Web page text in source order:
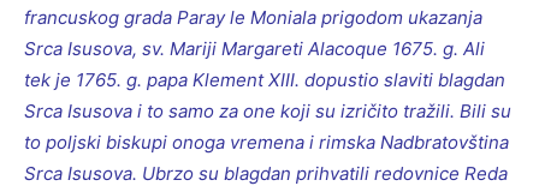
francuskog grada Paray le Moniala prigodom ukazanja
Srca Isusova, sv. Mariji Margareti Alacoque 1675. g. Ali
tek je 1765. g. papa Klement XIII. dopustio slaviti blagdan
Srca Isusova i to samo za one koji su izričito tražili. Bili su
to poljski biskupi onoga vremena i rimska Nadbratovština
Srca Isusova. Ubrzo su blagdan prihvatili redovnice Reda